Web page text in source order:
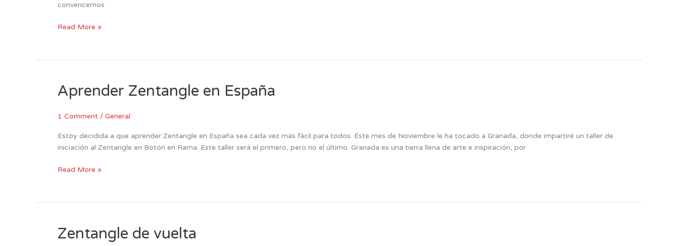
convencemos
Read More »
Aprender Zentangle en España
1 Comment / General
Estoy decidida a que aprender Zentangle en España sea cada vez más fácil para todos. Este mes de Noviembre le ha tocado a Granada, donde impartiré un taller de
iniciación al Zentangle en Botón en Rama. Este taller será el primero, pero no el último. Granada es una tierra llena de arte e inspiración, por
Aprender
Zentangle
España
Read More »
Zentangle de vuelta
Zentangle
de